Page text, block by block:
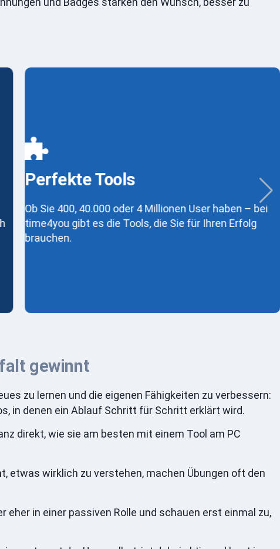
Perfekte Tools
Ob Sie 400, 40.000 oder 4 Millionen User haben – bei
time4you gibt es die Tools, die Sie für Ihren Erfolg
brauchen.
gewinnt
zu lernen und die eigenen Fähigkeiten zu verbessern:
in denen ein Ablauf Schritt für Schritt erklärt wird.
direkt, wie sie am besten mit einem Tool am PC
etwas wirklich zu verstehen, machen Übungen oft den
eher in einer passiven Rolle und schauen erst einmal zu,